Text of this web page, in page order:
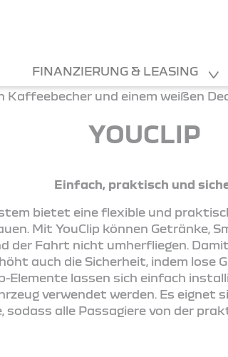
FINANZIERUNG & LEASING
YOUCLIP
Einfach, praktisch und
bietet eine flexible und
Mit YouClip können Getränke,
der Fahrt nicht umherfliegen.
auch die Sicherheit, indem lose
Elemente lassen sich einfach
verwendet werden. Es eignet
sodass alle Passagiere von der